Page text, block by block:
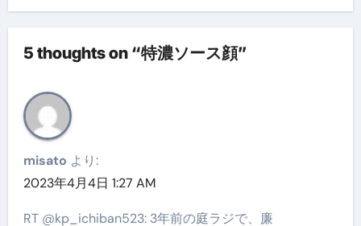
5 thoughts on “特濃ソース顔”
misato より:
2023年4月4日 1:27 AM
RT @kp_ichiban523: 3年前の庭ラジで、廉